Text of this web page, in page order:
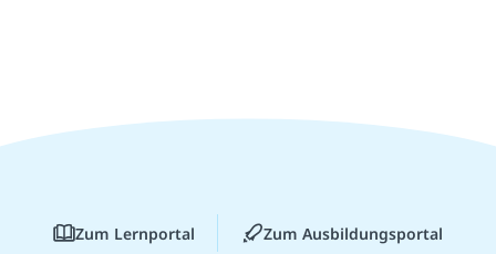
Zum Lernportal Zum Ausbildungsportal